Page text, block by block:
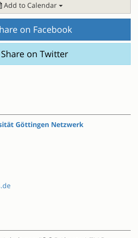
Add to Calendar
on Facebook
Share on Twitter
Göttingen Netzwerk